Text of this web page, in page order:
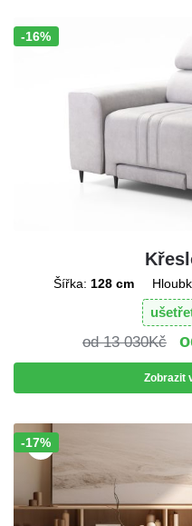
Sleva!
-16%
Šířka: 128 cm
13 030Kč
Zobrazit
Sleva!
-17%